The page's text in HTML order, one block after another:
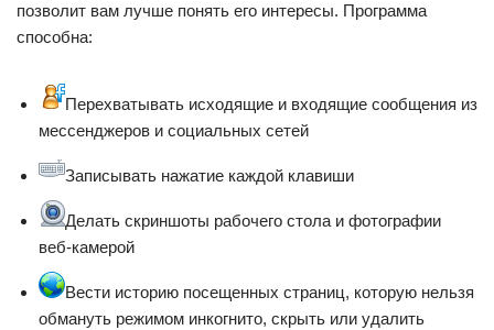
позволит вам лучше понять его интересы. Программа
способна:
Перехватывать исходящие и входящие сообщения из
мессенджеров и социальных сетей
Записывать нажатие каждой клавиши
Делать скриншоты рабочего стола и фотографии
веб-камерой
Вести историю посещенных страниц, которую нельзя
обмануть режимом инкогнито, скрыть или удалить